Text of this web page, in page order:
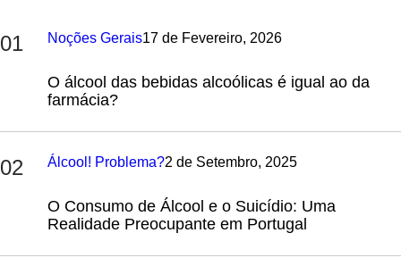
01 Noções Gerais17 de Fevereiro, 2026
O álcool das bebidas alcoólicas é igual ao da
farmácia?
02 Álcool! Problema?2 de Setembro, 2025
O Consumo de Álcool e o Suicídio: Uma
Realidade Preocupante em Portugal